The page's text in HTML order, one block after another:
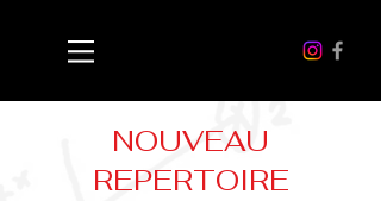
NOUVEAU
REPERTOIRE